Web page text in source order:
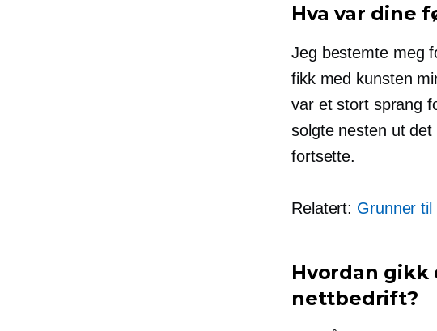
Hva var dine
Jeg bestemte meg
fikk med kunsten
var et stort sprang
solgte nesten ut
fortsette.
Relatert: Grunner
Hvordan
nettbedrift?